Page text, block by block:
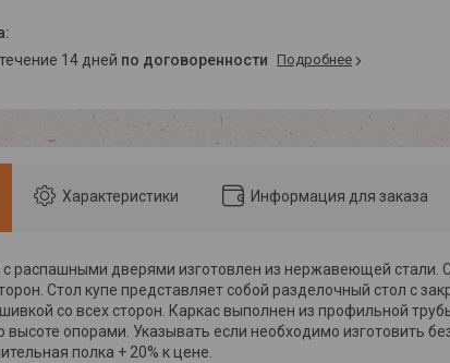
14 дней по договоренности Подробнее
Характеристики Информация для заказа
распашными дверями изготовлен из нержавеющей стали.
Стол купе представляет собой разделочный стол с
со всех сторон. Каркас выполнен из профильной
опорами. Указывать если необходимо изготовить
полка + 20% к цене.